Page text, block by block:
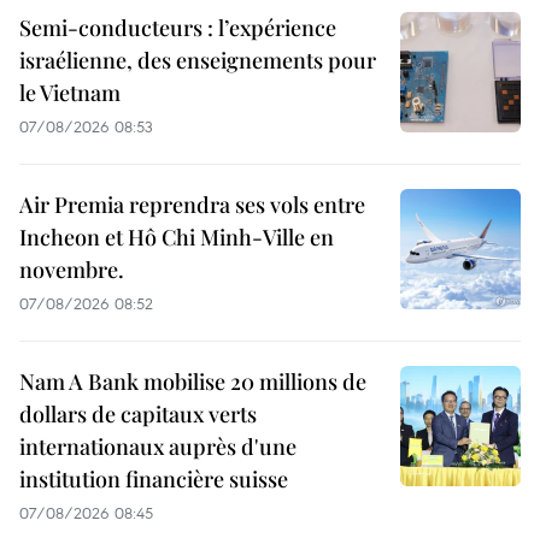
Semi-conducteurs : l’expérience
israélienne, des enseignements pour
le Vietnam
07/08/2026 08:53
Air Premia reprendra ses vols entre
Incheon et Hô Chi Minh-Ville en
novembre.
07/08/2026 08:52
Nam A Bank mobilise 20 millions de
dollars de capitaux verts
internationaux auprès d'une
institution financière suisse
07/08/2026 08:45